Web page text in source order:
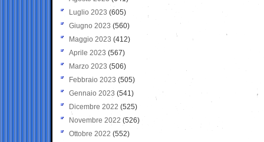
Luglio 2023 (605)
Giugno 2023 (560)
Maggio 2023 (412)
Aprile 2023 (567)
Marzo 2023 (506)
Febbraio 2023 (505)
Gennaio 2023 (541)
Dicembre 2022 (525)
Novembre 2022 (526)
Ottobre 2022 (552)